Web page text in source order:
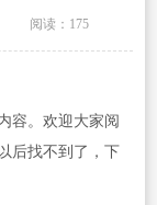
阅读：175
容。欢迎大家阅
后找不到了，下